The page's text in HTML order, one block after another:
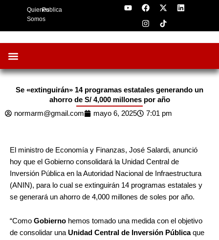
Quienes
Somos
Publica
Y
o
b
F
a
c
e
o
X
-
t
w
t
L
i
d
I
n
s
t
g
Se «extinguirán» 14 programas estatales generando un
ahorro de S/ 4,000 millones por año
normarm@gmail.com
mayo 6, 2025 7:01 pm
El ministro de Economía y Finanzas, José Salardi, anunció
hoy que el Gobierno consolidará la Unidad Central de
Inversión Pública en la Autoridad Nacional de Infraestructura
(ANIN), para lo cual se extinguirán 14 programas estatales y
se generará un ahorro de 4,000 millones de soles por año.
“Como Gobierno hemos tomado una medida con el objetivo
de consolidar unaUnidad Central de Inversión Públicaque